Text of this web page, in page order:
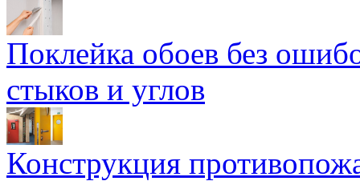
Поклейка обоев без
стыков и углов
Конструкция